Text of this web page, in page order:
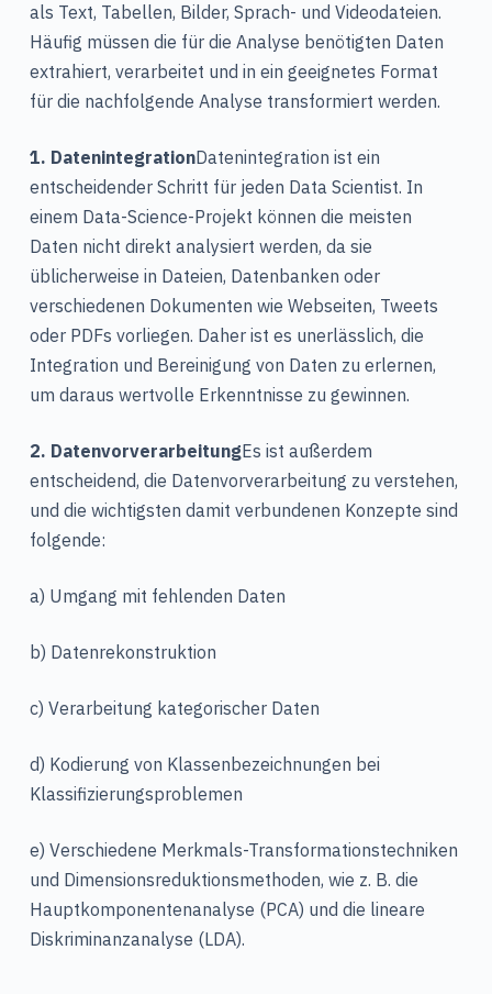
als Text, Tabellen, Bilder, Sprach- und Videodateien.
Häufig müssen die für die Analyse benötigten Daten
extrahiert, verarbeitet und in ein geeignetes Format
für die nachfolgende Analyse transformiert werden.
1. DatenintegrationDatenintegration ist ein
entscheidender Schritt für jeden Data Scientist. In
einem Data-Science-Projekt können die meisten
Daten nicht direkt analysiert werden, da sie
üblicherweise in Dateien, Datenbanken oder
verschiedenen Dokumenten wie Webseiten, Tweets
oder PDFs vorliegen. Daher ist es unerlässlich, die
Integration und Bereinigung von Daten zu erlernen,
um daraus wertvolle Erkenntnisse zu gewinnen.
2. DatenvorverarbeitungEs ist außerdem
entscheidend, die Datenvorverarbeitung zu verstehen,
und die wichtigsten damit verbundenen Konzepte sind
folgende:
a) Umgang mit fehlenden Daten
b) Datenrekonstruktion
c) Verarbeitung kategorischer Daten
d) Kodierung von Klassenbezeichnungen bei
Klassifizierungsproblemen
e) Verschiedene Merkmals-Transformationstechniken
und Dimensionsreduktionsmethoden, wie z. B. die
Hauptkomponentenanalyse (PCA) und die lineare
Diskriminanzanalyse (LDA).